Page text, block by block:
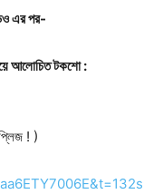
এরপর-
আলোচিতটকশো:
! )